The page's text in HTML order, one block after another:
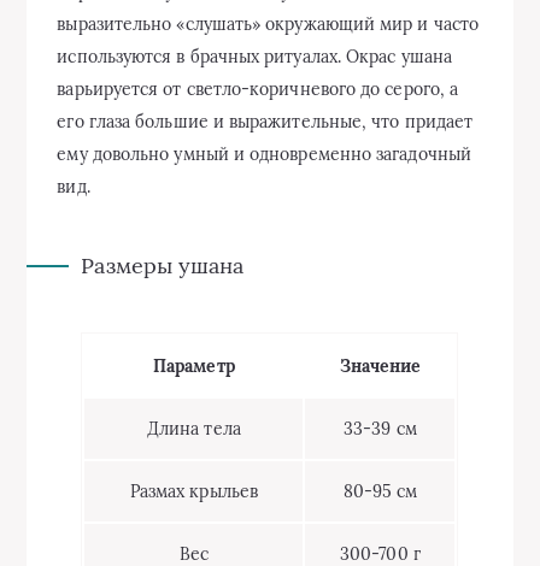
выразительно «слушать» окружающий мир и часто
используются в брачных ритуалах. Окрас ушана
варьируется от светло-коричневого до серого, а
его глаза большие и выражительные, что придает
ему довольно умный и одновременно загадочный
вид.
Размеры ушана
Параметр Значение
Длина тела 33-39 см
Размах крыльев 80-95 см
Вес 300-700 г